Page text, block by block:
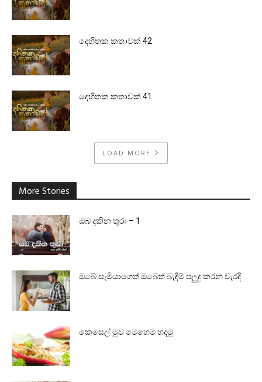
දෙහිතක කතාවක් 42
දෙහිතක කතාවක් 41
LOAD MORE
More Stories
ඔබ දකින තුරා – 1
ඔබේ සැමියාගෙත් ඔබෙත් බැඳීම් පලුදු කරන වැරදි.
කෙසෙල් මුව මෙහෙම හදමු